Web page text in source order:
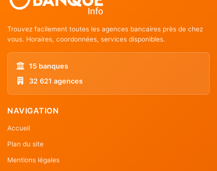
Trouvez facilement toutes les agences bancaires près de chez
vous. Horaires, coordonnées, services disponibles.
15 banques
32 621 agences
NAVIGATION
Accueil
Plan du site
Mentions légales